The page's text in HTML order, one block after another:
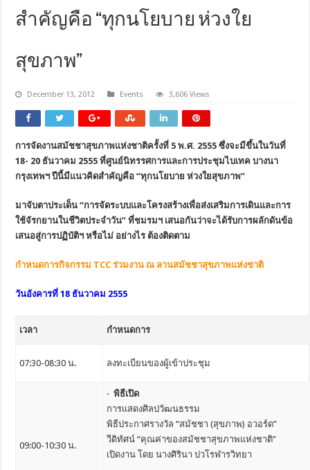
สำคัญคือ “ทุกนโยบาย ห่วงใย
สุขภาพ”
December 13, 2012 Events 3,606 Views
การจัดงานสมัชชาสุขภาพแห่งชาติครั้งที่ 5 พ.ศ. 2555 ซึ่งจะมีขึ้นในวันที่
18- 20 ธันวาคม 2555 ที่ศูนย์นิทรรศการและการประชุมไบเทค บางนา
กรุงเทพฯ ปีนี้มีแนวคิดสำคัญคือ “ทุกนโยบาย ห่วงใยสุขภาพ”
มาจับตาประเด็น “การจัดระบบและโครงสร้างเพื่อส่งเสริมการเดินและการ
ใช้จัรกยานในชีวิตประจำวัน” ที่ชมรมฯ เสนอกันว่าจะได้รับการผลักดันข้อ
เสนอสู่การปฏิบัติฯ หรือไม่ อย่างไร ต้องติดตาม
กำหนดการกิจกรรม TCC ร่วมงาน ณ ลานสมัชชาสุขภาพแห่งชาติ
วันอังคารที่ 18 ธันวาคม 2555
เวลา กำหนดการ
07:30-08:30 น. ลงทะเบียนของผู้เข้าประชุม
09:00-10:30 น.
· พิธีเปิด
การแสดงศิลปวัฒนธรรม
พิธีประกาศรางวัล “สมัชชา (สุขภาพ) อวอร์ด”
วีดิทัศน์ “คุณค่าของสมัชชาสุขภาพแห่งชาติ”
เปิดงาน โดย นางศิรินา ปวโรฬารวิทยา